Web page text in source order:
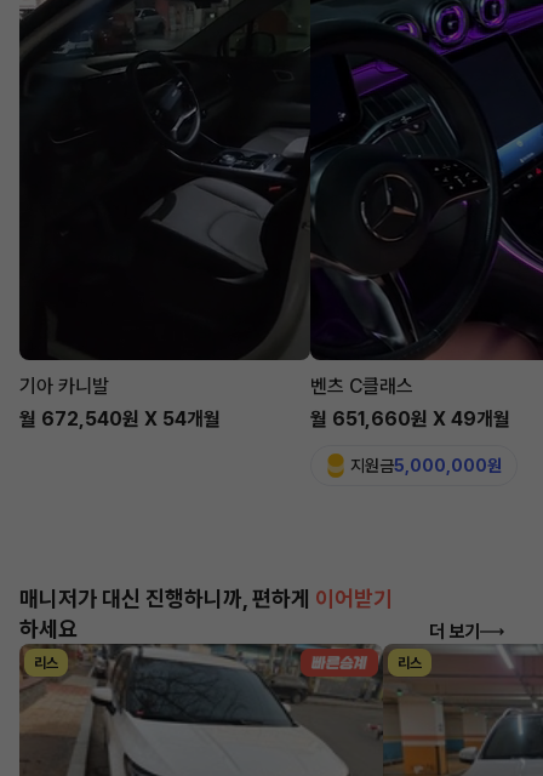
기아 카니발
월 672,540원 X 54개월
벤츠 C클래스
월 651,660원 X 49개월
지원금5,000,000원
매니저가 대신 진행하니까, 편하게 이어받기
하세요
더 보기
리스 리스